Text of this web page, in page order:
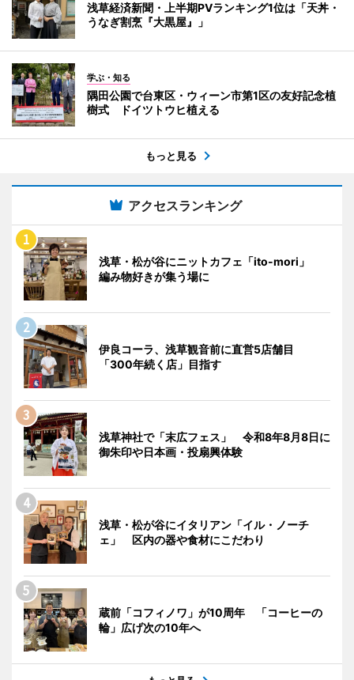
浅草経済新聞・上半期PVランキング1位は「天丼・
うなぎ割烹『大黒屋』」
学ぶ・知る
隅田公園で台東区・ウィーン市第1区の友好記念植
樹式 ドイツトウヒ植える
もっと見る
アクセスランキング
浅草・松が谷にニットカフェ「ito-mori」
編み物好きが集う場に
伊良コーラ、浅草観音前に直営5店舗目
「300年続く店」目指す
浅草神社で「末広フェス」 令和8年8月8日に
御朱印や日本画・投扇興体験
浅草・松が谷にイタリアン「イル・ノーチ
ェ」 区内の器や食材にこだわり
蔵前「コフィノワ」が10周年 「コーヒーの
輪」広げ次の10年へ